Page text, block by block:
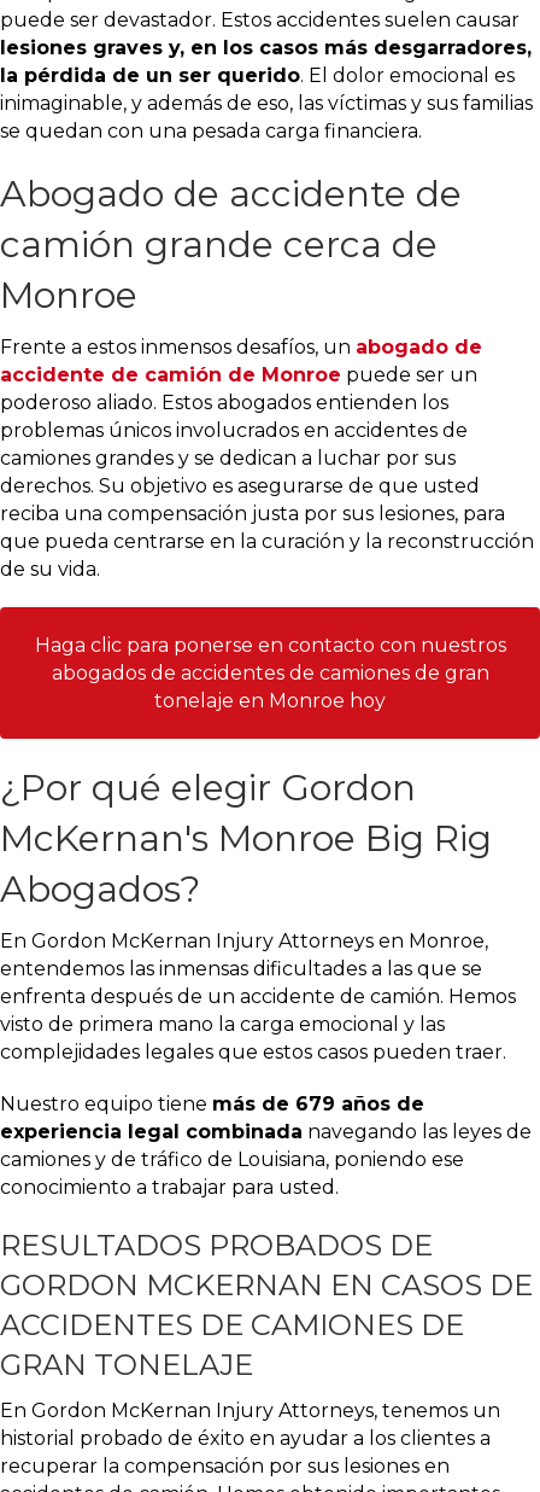
puede ser devastador. Estos accidentes suelen causar
lesiones graves y, en los casos más desgarradores,
la pérdida de un ser querido. El dolor emocional es
inimaginable, y además de eso, las víctimas y sus familias
se quedan con una pesada carga financiera.
Abogado de accidente de
camión grande cerca de
Monroe
Frente a estos inmensos desafíos, un abogado de
accidente de camión de Monroe puede ser un
poderoso aliado. Estos abogados entienden los
problemas únicos involucrados en accidentes de
camiones grandes y se dedican a luchar por sus
derechos. Su objetivo es asegurarse de que usted
reciba una compensación justa por sus lesiones, para
que pueda centrarse en la curación y la reconstrucción
de su vida.
Haga clic para ponerse en contacto con nuestros
abogados de accidentes de camiones de gran
tonelaje en Monroe hoy
¿Por qué elegir Gordon
McKernan's Monroe Big Rig
Abogados?
En Gordon McKernan Injury Attorneys en Monroe,
entendemos las inmensas dificultades a las que se
enfrenta después de un accidente de camión. Hemos
visto de primera mano la carga emocional y las
complejidades legales que estos casos pueden traer.
Nuestro equipo tiene más de 679 años de
experiencia legal combinada navegando las leyes de
camiones y de tráfico de Louisiana, poniendo ese
conocimiento a trabajar para usted.
RESULTADOS PROBADOS DE
GORDON MCKERNAN EN CASOS DE
ACCIDENTES DE CAMIONES DE
GRAN TONELAJE
En Gordon McKernan Injury Attorneys, tenemos un
historial probado de éxito en ayudar a los clientes a
recuperar la compensación por sus lesiones en